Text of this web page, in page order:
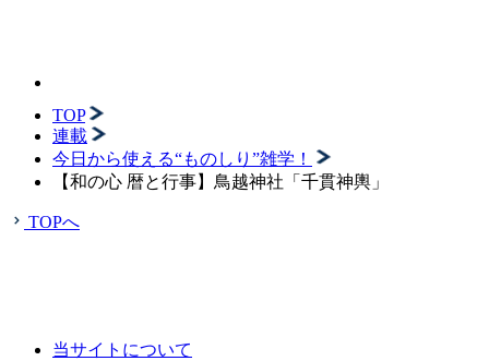
TOP
連載
今日から使える“ものしり”雑学！
【和の心 暦と行事】鳥越神社「千貫神輿」
TOPへ
当サイトについて